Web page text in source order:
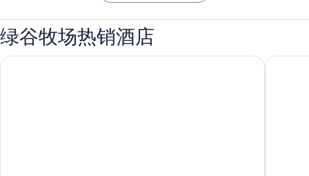
绿谷牧场热销酒店
丹佛市中心索内斯塔酒店 丹佛市